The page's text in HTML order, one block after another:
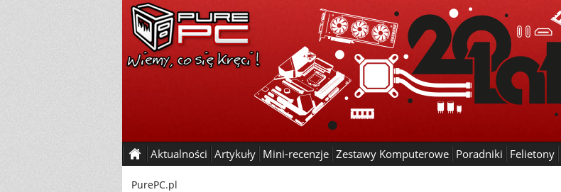
Aktualności Artykuły Mini-recenzje Zestawy Komputerowe Poradniki Felietony
PurePC.pl